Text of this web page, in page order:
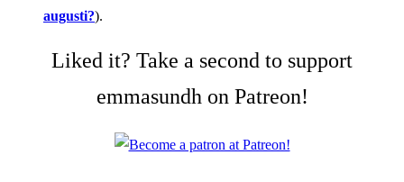
augusti?).
Liked it? Take a second to support
emmasundh on Patreon!